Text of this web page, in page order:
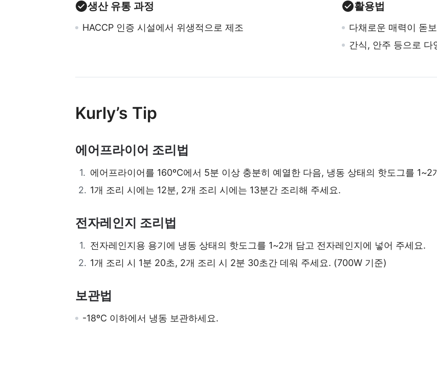
생산 유통 과정
HACCP 인증 시설에서 위생적으로 제조
활용법
다채로운 매력이 돋
간식, 안주 등으로 다
Kurly’s Tip
에어프라이어 조리법
에어프라이어를 160ºC에서 5분 이상 충분히 예열한 다음, 냉동 상태의 핫도그를 1~2
1개 조리 시에는 12분, 2개 조리 시에는 13분간 조리해 주세요.
전자레인지 조리법
전자레인지용 용기에 냉동 상태의 핫도그를 1~2개 담고 전자레인지에 넣어 주세요.
1개 조리 시 1분 20초, 2개 조리 시 2분 30초간 데워 주세요. (700W 기준)
보관법
-18ºC 이하에서 냉동 보관하세요.